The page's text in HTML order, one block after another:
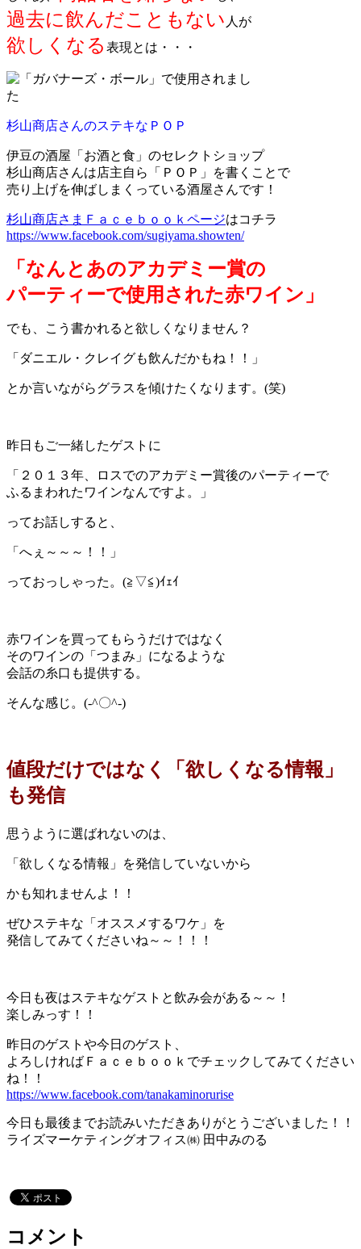
過去に飲んだこともない 人が
欲しくなる 表現とは・・・
杉山商店さんのステキなＰＯＰ
伊豆の酒屋「お酒と食」のセレクトショップ
杉山商店さんは店主自ら「ＰＯＰ」を書くことで
売り上げを伸ばしまくっている酒屋さんです！
杉山商店さまＦａｃｅｂｏｏｋページはコチラ
https://www.facebook.com/sugiyama.showten/
「なんとあのアカデミー賞の
パーティーで使用された赤ワイン」
でも、こう書かれると欲しくなりません？
「ダニエル・クレイグも飲んだかもね！！」
とか言いながらグラスを傾けたくなります。(笑)
昨日もご一緒したゲストに
「２０１３年、ロスでのアカデミー賞後のパーティーで
ふるまわれたワインなんですよ。」
ってお話しすると、
「へぇ～～～！！」
っておっしゃった。(≧▽≦)ｲｪｲ
赤ワインを買ってもらうだけではなく
そのワインの「つまみ」になるような
会話の糸口も提供する。
そんな感じ。(-^〇^-)
値段だけではなく「欲しくなる情報」
も発信
思うように選ばれないのは、
「欲しくなる情報」を発信していないから
かも知れませんよ！！
ぜひステキな「オススメするワケ」を
発信してみてくださいね～～！！！
今日も夜はステキなゲストと飲み会がある～～！
楽しみっす！！
昨日のゲストや今日のゲスト、
よろしければＦａｃｅｂｏｏｋでチェックしてみてください
ね！！
https://www.facebook.com/tanakaminorurise
今日も最後までお読みいただきありがとうございました！！
ライズマーケティングオフィス㈱ 田中みのる
コメント